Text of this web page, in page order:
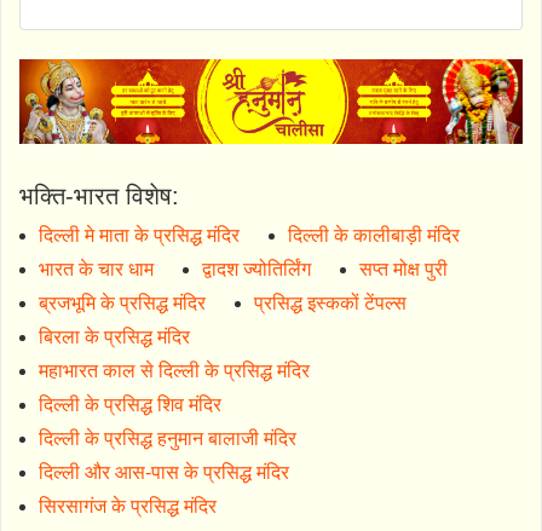
भक्ति-भारत विशेष:
दिल्ली मे माता के प्रसिद्ध मंदिर
दिल्ली के कालीबाड़ी मंदिर
भारत के चार धाम
द्वादश ज्योतिर्लिंग
सप्त मोक्ष पुरी
ब्रजभूमि के प्रसिद्ध मंदिर
प्रसिद्ध इस्ककों टेंपल्स
बिरला के प्रसिद्ध मंदिर
महाभारत काल से दिल्ली के प्रसिद्ध मंदिर
दिल्ली के प्रसिद्ध शिव मंदिर
दिल्ली के प्रसिद्ध हनुमान बालाजी मंदिर
दिल्ली और आस-पास के प्रसिद्ध मंदिर
सिरसागंज के प्रसिद्ध मंदिर